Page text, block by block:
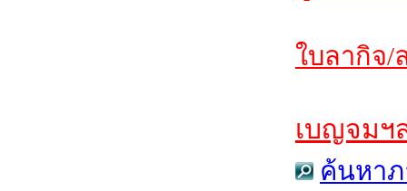
ใบลากิจ/
เบญจมฯ
ค้นหาภ